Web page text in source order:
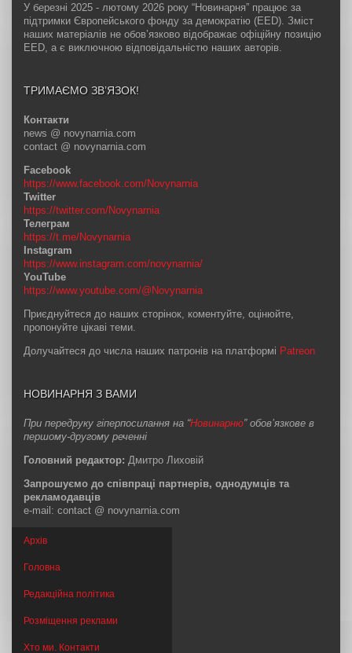
У березні 2025 - лютому 2026 року “Новинарня” працює за
підтримки Європейського фонду за демократію (EED). Зміст
наших матеріалів не обов’язково відображає офіційну позицію
EED, а є виключною відповідальністю наших авторів.
ТРИМАЄМО ЗВ’ЯЗОК!
Контакти
news @ novynarnia.com
contact @ novynarnia.com
Facebook
https://www.facebook.com/Novynarnia
Twitter
https://twitter.com/Novynarnia
Телеграм
https://t.me/Novynarnia
Instagram
https://www.instagram.com/novynarnia/
YouTube
https://www.youtube.com/@Novynarnia
Приєднуйтеся до наших сторінок, коментуйте, оцінюйте,
пропонуйте цікаві теми.
Долучайтеся до числа наших патронів на платформі Patreon
НОВИНАРНЯ З ВАМИ
При передруку гіперпосилання на “Новинарню” обов’язкове в
першому-другому реченні
Головний редактор: Дмитро Лиховій
Запрошуємо до співпраці партнерів, однодумців та
рекламодавців
e-mail: contact @ novynarnia.com
Архів
Головна
Редакційна політика
Розміщення реклами
Хто ми. Контакти